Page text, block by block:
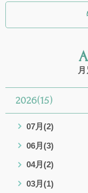
2026(15)
07月(2)
06月(3)
04月(2)
03月(1)